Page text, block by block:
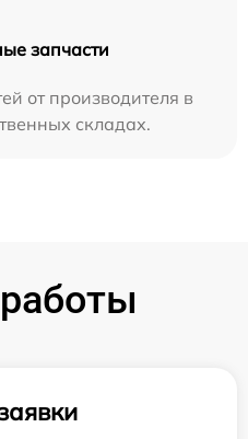
запчасти
от производителя в
складах.